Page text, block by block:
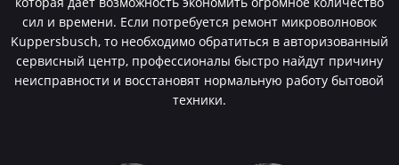
сил и времени. Если потребуется ремонт микроволновок
Kuppersbusch, то необходимо обратиться в авторизованный
сервисный центр, профессионалы быстро найдут причину
неисправности и восстановят нормальную работу бытовой
техники.